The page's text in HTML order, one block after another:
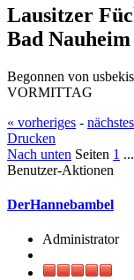
Lausitzer
Bad
Begonnen von
VORMITTAG
« vorheriges -
Drucken
Nach unten Seiten 1 ...
Benutzer-Aktionen
DerHannebambel
Administrator